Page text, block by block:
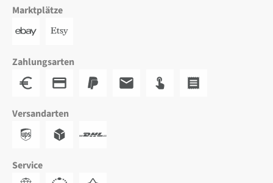
Marktplätze
Zahlungsarten
Versandarten
Service